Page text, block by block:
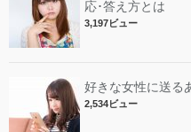
応･答え方とは
3,197ビュー
好きな女性に送る
2,534ビュー